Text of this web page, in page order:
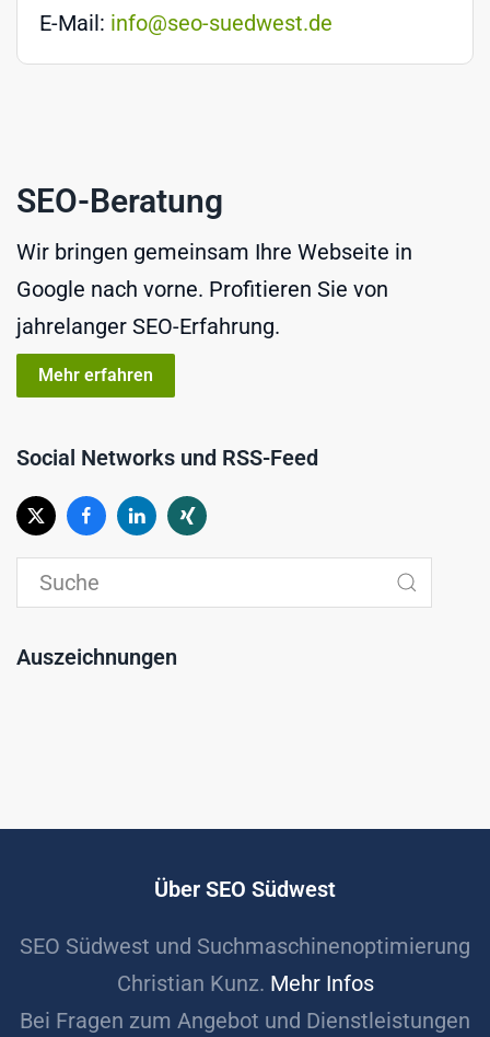
E-Mail: info@seo-suedwest.de
SEO-Beratung
Wir bringen gemeinsam Ihre Webseite in
Google nach vorne. Profitieren Sie von
jahrelanger SEO-Erfahrung.
Mehr erfahren
Social Networks und RSS-Feed
Auszeichnungen
Über SEO Südwest
SEO Südwest und Suchmaschinenoptimierung
Christian Kunz. Mehr Infos
Bei Fragen zum Angebot und Dienstleistungen